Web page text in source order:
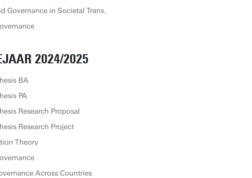
Governance in Societal Trans.
2024/2025
BA
PA
Research Proposal
Research Project
Theory
Across Countries